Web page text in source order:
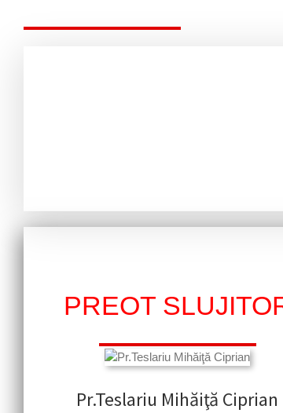
PREOT
Pr.Teslariu Mihăiţă Ciprian